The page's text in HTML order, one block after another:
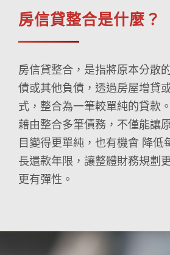
房信貸整合是什麼？
房信貸整合，是指將原本分散
債或其他負債，透過房屋增貸
式，整合為一筆較單純的貸款。
藉由整合多筆債務，不僅能讓
目變得更單純，也有機會 降低
長還款年限，讓整體財務規劃
更有彈性。